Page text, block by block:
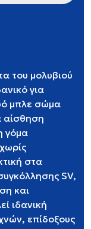
του μολυβιού
για
μπλε σώμα
αίσθηση
γόμα
στα
SV,
και
ιδανική
επίδοξους